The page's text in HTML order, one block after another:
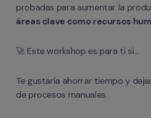
probadas para aumentar la
áreas clave como recursos
🚀 Este workshop es para ti si…
Te gustaría ahorrar tiempo y
de procesos manuales.